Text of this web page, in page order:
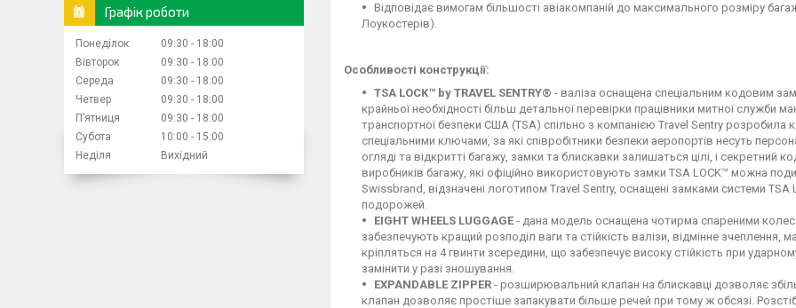
Відповідає вимогам більшості авіакомпаній до максимального розміру
Лоукостерів).
Особливості конструкції:
TSA LOCK™ by TRAVEL SENTRY® - валіза оснащена спеціальним кодовим
крайньої необхідності більш детальної перевірки працівники митної служби
транспортної безпеки США (TSA) спільно з компанією Travel Sentry розробила
спеціальними ключами, за які співробітники безпеки аеропортів несуть
огляді та відкритті багажу, замки та блискавки залишаться цілі, і секретний
виробників багажу, які офіційно використовують замки TSA LOCK™ можна
Swissbrand, відзначені логотипом Travel Sentry, оснащені замками системи
подорожей.
EIGHT WHEELS LUGGAGE - дана модель оснащена чотирма спареними
забезпечують кращий розподіл ваги та стійкість валізи, відмінне зчеплення,
кріпляться на 4 гвинти зсередини, що забезпечує високу стійкість при
замінити у разі зношування.
EXPANDABLE ZIPPER - розширювальний клапан на блискавці дозволяє
клапан дозволяє простіше запакувати більше речей при тому ж обсязі.
Графік роботи
Понеділок 09:30
18:00
Вівторок
09:30
18:00
Середа
09:30
18:00
Четвер
09:30
18:00
Пʼятниця
09:30
18:00
Субота
10:00
15:00
Неділя
Вихідний